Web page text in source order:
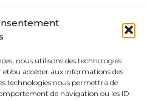
nous utilisons des technologies
et/ou accéder aux informations des
technologies nous permettra de
de navigation ou les ID